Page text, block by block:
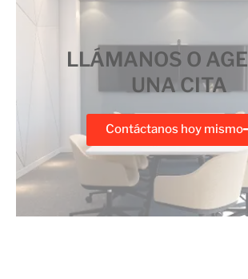
LLÁMANOS O
UNA CITA
Contáctanos hoy mismo